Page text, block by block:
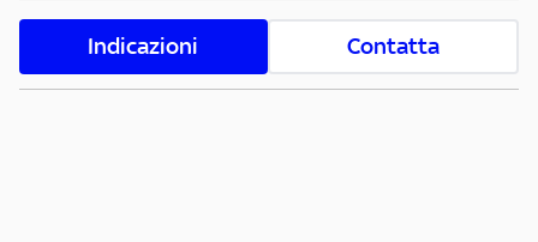
Indicazioni Contatta